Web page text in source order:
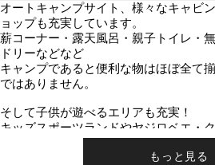
オートキャンプサイト、様々なキャビ
ョップも充実しています。
薪コーナー・露天風呂・親子トイレ・
ドリーなどなど
キャンプであると便利な物はほぼ全て
ではありません。
そして子供が遊べるエリアも充実！
キッズスポーツランドやヤジロベエ・
でワンチャンやお子様も楽しめること